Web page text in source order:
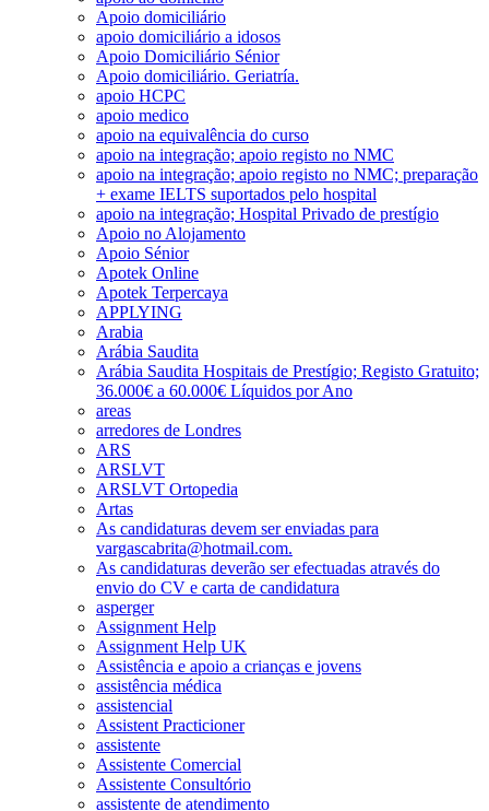
Apoio domiciliário
apoio domiciliário a idosos
Apoio Domiciliário Sénior
Apoio domiciliário. Geriatría.
apoio HCPC
apoio medico
apoio na equivalência do curso
apoio na integração; apoio registo no NMC
apoio na integração; apoio registo no NMC; preparação
+ exame IELTS suportados pelo hospital
apoio na integração; Hospital Privado de prestígio
Apoio no Alojamento
Apoio Sénior
Apotek Online
Apotek Terpercaya
APPLYING
Arabia
Arábia Saudita
Arábia Saudita Hospitais de Prestígio; Registo Gratuito;
36.000€ a 60.000€ Líquidos por Ano
areas
arredores de Londres
ARS
ARSLVT
ARSLVT Ortopedia
Artas
As candidaturas devem ser enviadas para
vargascabrita@hotmail.com.
As candidaturas deverão ser efectuadas através do
envio do CV e carta de candidatura
asperger
Assignment Help
Assignment Help UK
Assistência e apoio a crianças e jovens
assistência médica
assistencial
Assistent Practicioner
assistente
Assistente Comercial
Assistente Consultório
assistente de atendimento